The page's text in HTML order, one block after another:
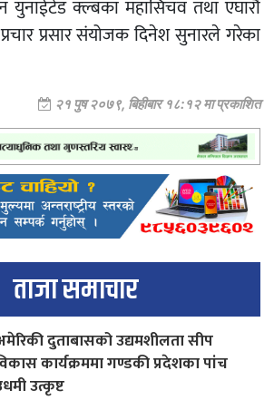
युनाईटेड क्ल्बका महासिचव तथा एघारौ
प्रसार संयोजक दिनेश सुनारले गरेका
२१ पुष २०७९, बिहीबार १८:१२ मा प्रकाशित
ताजा समाचार
दुताबासको उद्यमशीलता सीप
कार्यक्रममा गण्डकी प्रदेशका पांच
उत्कृष्ट